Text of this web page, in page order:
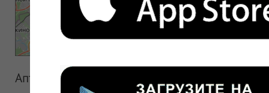
Аптеки сети "Дианта"